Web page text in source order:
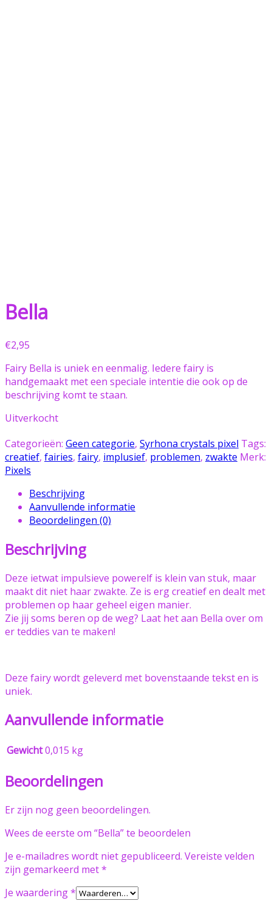
Bella
€2,95
Fairy Bella is uniek en eenmalig. Iedere fairy is
handgemaakt met een speciale intentie die ook op de
beschrijving komt te staan.
Uitverkocht
Categorieën: Geen categorie, Syrhona crystals pixel Tags:
creatief, fairies, fairy, implusief, problemen, zwakte Merk:
Pixels
Beschrijving
Aanvullende informatie
Beoordelingen (0)
Beschrijving
Deze ietwat impulsieve powerelf is klein van stuk, maar
maakt dit niet haar zwakte. Ze is erg creatief en dealt met
problemen op haar geheel eigen manier.
Zie jij soms beren op de weg? Laat het aan Bella over om
er teddies van te maken!
Deze fairy wordt geleverd met bovenstaande tekst en is
uniek.
Aanvullende informatie
Gewicht0,015 kg
Beoordelingen
Er zijn nog geen beoordelingen.
Wees de eerste om “Bella” te beoordelen
Je e-mailadres wordt niet gepubliceerd. Vereiste velden
zijn gemarkeerd met*
Je waardering*